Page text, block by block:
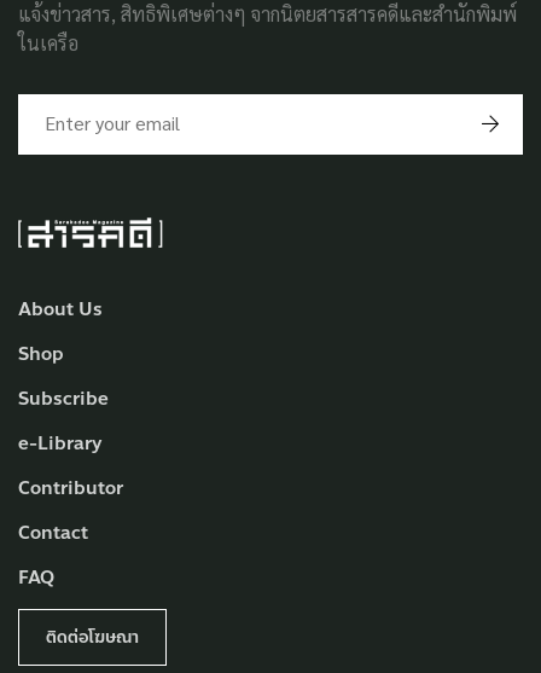
About Us
Shop
Subscribe
e-Library
Contributor
Contact
FAQ
ติดต่อโฆษณา
แจ้งข่าวสาร, สิทธิพิเศษต่างๆ จากนิตยสารสารคดีและสำนักพิมพ์
ในเครือ